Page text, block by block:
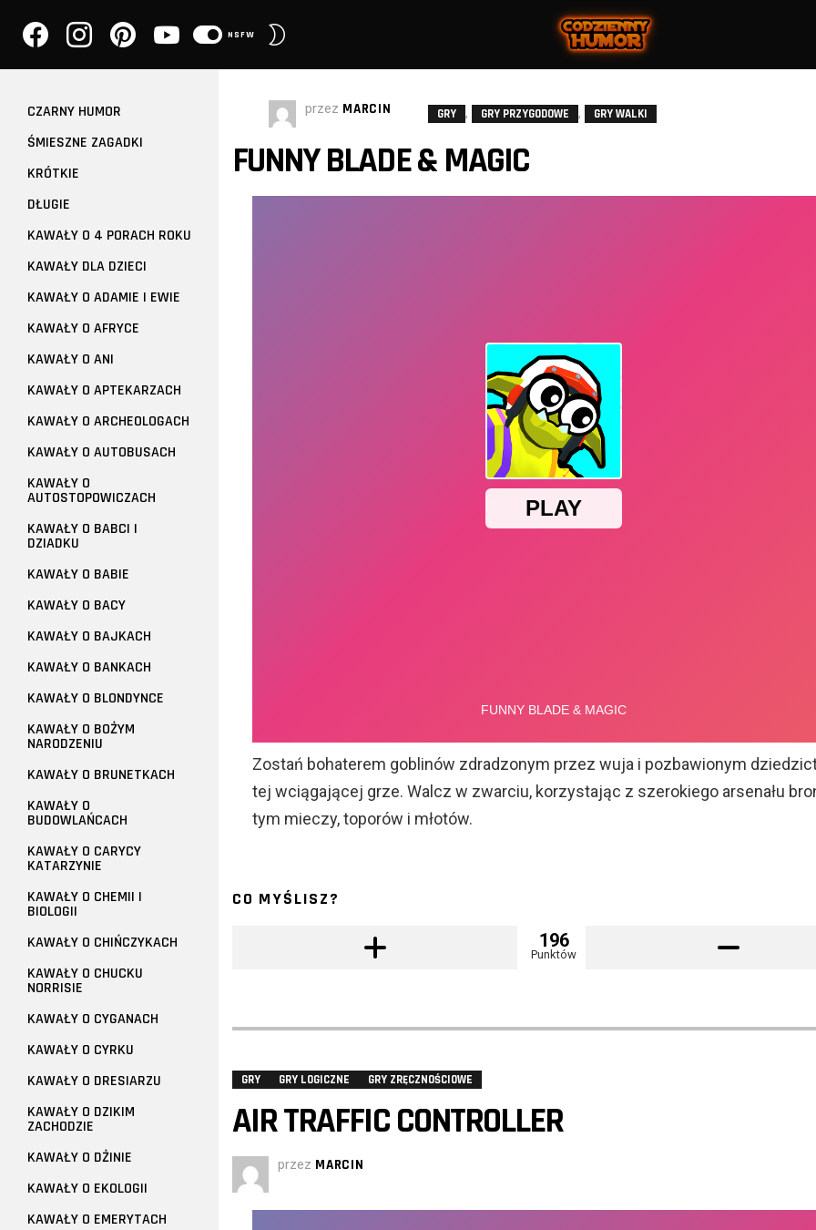
NSFW
przez MARCIN GRY , GRY PRZYGODOWE , GRY WALKI
FUNNY BLADE & MAGIC
Zostań bohaterem goblinów zdradzonym przez wuja i pozbawionym
tej wciągającej grze. Walcz w zwarciu, korzystając z szerokiego arsenału
tym mieczy, toporów i młotów.
CO MYŚLISZ?
196
Punktów
GRY GRY LOGICZNE GRY ZRĘCZNOŚCIOWE
AIR TRAFFIC CONTROLLER
przez MARCIN
CZARNY HUMOR
ŚMIESZNE ZAGADKI
KRÓTKIE
DŁUGIE
KAWAŁY O 4 PORACH ROKU
KAWAŁY DLA DZIECI
KAWAŁY O ADAMIE I EWIE
KAWAŁY O AFRYCE
KAWAŁY O ANI
KAWAŁY O APTEKARZACH
KAWAŁY O ARCHEOLOGACH
KAWAŁY O AUTOBUSACH
KAWAŁY O
AUTOSTOPOWICZACH
KAWAŁY O BABCI I
DZIADKU
KAWAŁY O BABIE
KAWAŁY O BACY
KAWAŁY O BAJKACH
KAWAŁY O BANKACH
KAWAŁY O BLONDYNCE
KAWAŁY O BOŻYM
NARODZENIU
KAWAŁY O BRUNETKACH
KAWAŁY O
BUDOWLAŃCACH
KAWAŁY O CARYCY
KATARZYNIE
KAWAŁY O CHEMII I
BIOLOGII
KAWAŁY O CHIŃCZYKACH
KAWAŁY O CHUCKU
NORRISIE
KAWAŁY O CYGANACH
KAWAŁY O CYRKU
KAWAŁY O DRESIARZU
KAWAŁY O DZIKIM
ZACHODZIE
KAWAŁY O DŻINIE
KAWAŁY O EKOLOGII
KAWAŁY O EMERYTACH